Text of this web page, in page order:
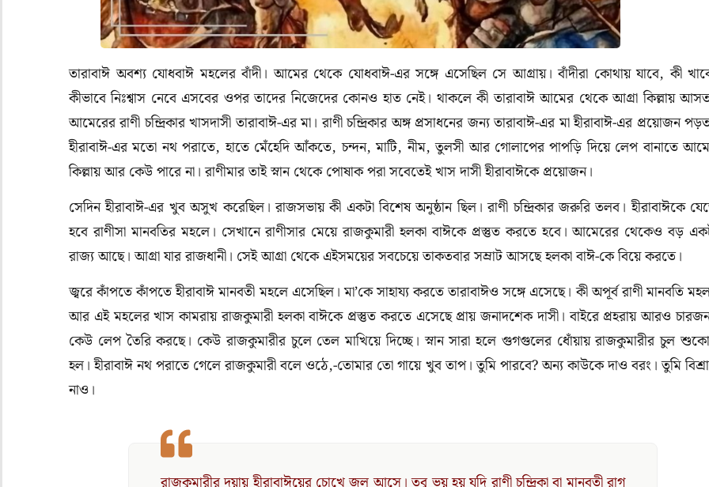
তারাবাঈ অবশ্য যোধবাঈ মহলের বাঁদী। আমের থেকে যোধবাঈ-এর সঙ্গে এসেছিল সে আগ্রায়। বাঁদীরা কোথায় যাবে, কী
কীভাবে নিঃশ্বাস নেবে এসবের ওপর তাদের নিজেদের কোনও হাত নেই। থাকলে কী তারাবাঈ আমের থেকে আগ্রা কিল্লায়
আমেরের রাণী চন্দ্রিকার খাসদাসী তারাবাঈ-এর মা। রাণী চন্দ্রিকার অঙ্গ প্রসাধনের জন্য তারাবাঈ-এর মা হীরাবাঈ-এর প্রয়োজন
হীরাবাঈ-এর মতো নথ পরাতে, হাতে মেঁহেদি আঁকতে, চন্দন, মাটি, নীম, তুলসী আর গোলাপের পাপড়ি দিয়ে লেপ বানাতে
কিল্লায় আর কেউ পারে না। রাণীমার তাই স্নান থেকে পোষাক পরা সবেতেই খাস দাসী হীরাবাঈকে প্রয়োজন।
সেদিন হীরাবাঈ-এর খুব অসুখ করেছিল। রাজসভায় কী একটা বিশেষ অনুষ্ঠান ছিল। রাণী চন্দ্রিকার জরুরি তলব। হীরাবাঈকে
হবে রাণীসা মানবতির মহলে। সেখানে রাণীসার মেয়ে রাজকুমারী হলকা বাঈকে প্রস্তুত করতে হবে। আমেরের থেকেও বড়
রাজ্য আছে। আগ্রা যার রাজধানী। সেই আগ্রা থেকে এইসময়ের সবচেয়ে তাকতবার সম্রাট আসছে হলকা বাঈ-কে বিয়ে করতে।
জ্বরে কাঁপতে কাঁপতে হীরাবাঈ মানবতী মহলে এসেছিল। মা’কে সাহায্য করতে তারাবাঈও সঙ্গে এসেছে। কী অপূর্ব রাণী মানবতি
আর এই মহলের খাস কামরায় রাজকুমারী হলকা বাঈকে প্রস্তুত করতে এসেছে প্রায় জনাদশেক দাসী। বাইরে প্রহরায় আরও
কেউ লেপ তৈরি করছে। কেউ রাজকুমারীর চুলে তেল মাখিয়ে দিচ্ছে। স্নান সারা হলে গুগগুলের ধোঁয়ায় রাজকুমারীর চুল
হল। হীরাবাঈ নথ পরাতে গেলে রাজকুমারী বলে ওঠে,-তোমার তো গায়ে খুব তাপ। তুমি পারবে? অন্য কাউকে দাও বরং। তুমি
নাও।